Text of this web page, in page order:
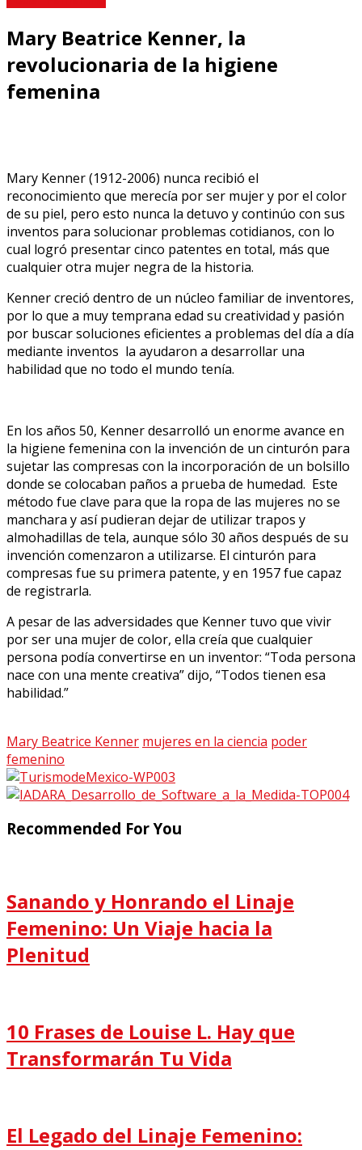
Mary Beatrice Kenner, la
revolucionaria de la higiene
femenina
Mary Kenner (1912-2006) nunca recibió el
reconocimiento que merecía por ser mujer y por el color
de su piel, pero esto nunca la detuvo y continúo con sus
inventos para solucionar problemas cotidianos, con lo
cual logró presentar cinco patentes en total, más que
cualquier otra mujer negra de la historia.
Kenner creció dentro de un núcleo familiar de inventores,
por lo que a muy temprana edad su creatividad y pasión
por buscar soluciones eficientes a problemas del día a día
mediante inventos la ayudaron a desarrollar una
habilidad que no todo el mundo tenía.
En los años 50, Kenner desarrolló un enorme avance en
la higiene femenina con la invención de un cinturón para
sujetar las compresas con la incorporación de un bolsillo
donde se colocaban paños a prueba de humedad. Este
método fue clave para que la ropa de las mujeres no se
manchara y así pudieran dejar de utilizar trapos y
almohadillas de tela, aunque sólo 30 años después de su
invención comenzaron a utilizarse. El cinturón para
compresas fue su primera patente, y en 1957 fue capaz
de registrarla.
A pesar de las adversidades que Kenner tuvo que vivir
por ser una mujer de color, ella creía que cualquier
persona podía convertirse en un inventor: “Toda persona
nace con una mente creativa” dijo, “Todos tienen esa
habilidad.”
Mary Beatrice Kenner mujeres en la ciencia poder
femenino
Recommended For You
Sanando y Honrando el Linaje
Femenino: Un Viaje hacia la
Plenitud
10 Frases de Louise L. Hay que
Transformarán Tu Vida
El Legado del Linaje Femenino: